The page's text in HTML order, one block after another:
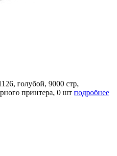
голубой, 9000 стр,
принтера, 0 шт подробнее